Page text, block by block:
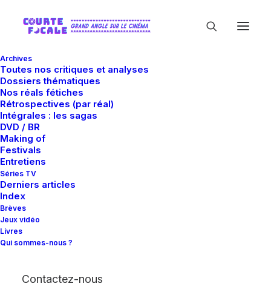
Archives
Toutes nos critiques et analyses
Dossiers thématiques
Nos réals fétiches
Rétrospectives (par réal)
Intégrales : les sagas
DVD / BR
Making of
Festivals
Entretiens
Séries TV
Derniers articles
Index
Brèves
Jeux vidéo
Livres
Qui sommes-nous ?
Contactez-nous
In
Tout est faux